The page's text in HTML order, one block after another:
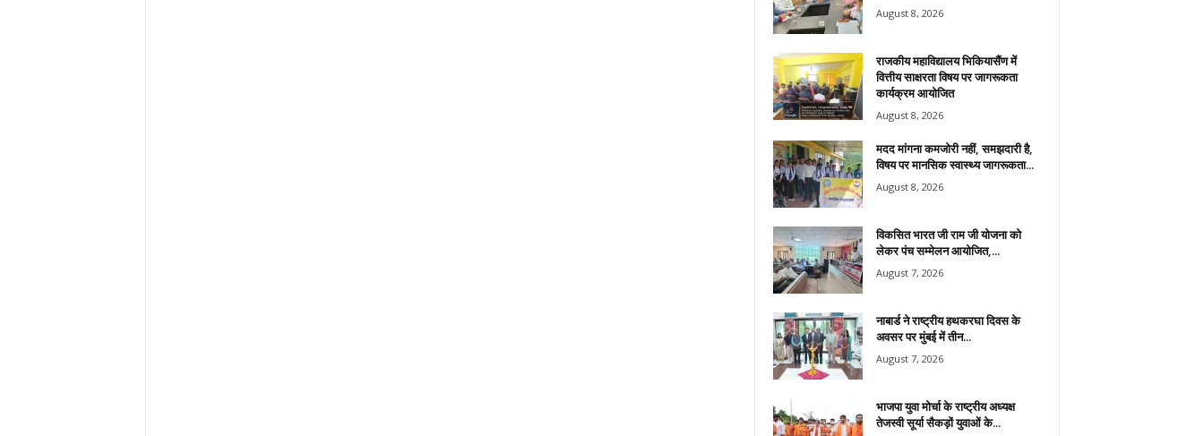
August 8, 2026
राजकीय महाविद्यालय भिकियासैंण में
वित्तीय साक्षरता विषय पर जागरूकता
कार्यक्रम आयोजित
August 8, 2026
मदद मांगना कमजोरी नहीं, समझदारी है,
विषय पर मानसिक स्वास्थ्य जागरूकता...
August 8, 2026
विकसित भारत जी राम जी योजना को
लेकर पंच सम्मेलन आयोजित,...
August 7, 2026
नाबार्ड ने राष्ट्रीय हथकरघा दिवस के
अवसर पर मुंबई में तीन...
August 7, 2026
भाजपा युवा मोर्चा के राष्ट्रीय अध्यक्ष
तेजस्वी सूर्या सैकड़ों युवाओं के...